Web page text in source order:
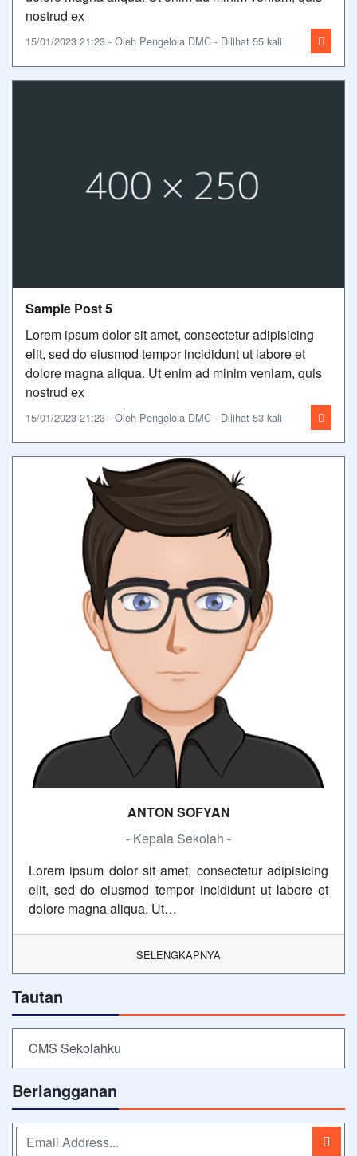
nostrud ex
15/01/2023 21:23 - Oleh Pengelola DMC - Dilihat 55 kali
Sample Post 5
Lorem ipsum dolor sit amet, consectetur adipisicing
elit, sed do eiusmod tempor incididunt ut labore et
dolore magna aliqua. Ut enim ad minim veniam, quis
nostrud ex
15/01/2023 21:23 - Oleh Pengelola DMC - Dilihat 53 kali
ANTON SOFYAN
- Kepala Sekolah -
Lorem ipsum dolor sit amet, consectetur adipisicing
elit, sed do eiusmod tempor incididunt ut labore et
dolore magna aliqua. Ut…
SELENGKAPNYA
Tautan
CMS Sekolahku
Berlangganan